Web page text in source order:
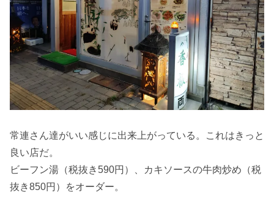
常連さん達がいい感じに出来上がっている。これはきっと
良い店だ。
ビーフン湯（税抜き590円）、カキソースの牛肉炒め（税
抜き850円）をオーダー。